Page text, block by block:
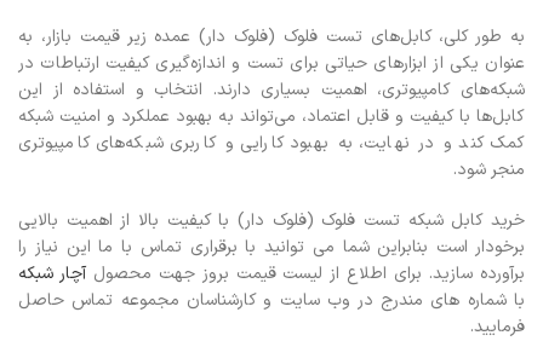
به طور کلی، کابل‌های تست فلوک (فلوک دار) عمده زیر قیمت بازار، به
عنوان یکی از ابزارهای حیاتی برای تست و اندازه‌گیری کیفیت ارتباطات در
شبکه‌های کامپیوتری، اهمیت بسیاری دارند. انتخاب و استفاده از این
کابل‌ها با کیفیت و قابل اعتماد، می‌تواند به بهبود عملکرد و امنیت شبکه
کمک کند و در نهایت، به بهبود کارایی و کاربری شبکه‌های کامپیوتری
منجر شود.
خرید کابل شبکه تست فلوک (فلوک دار) با کیفیت بالا از اهمیت بالایی
برخودار است بنابراین شما می توانید با برقراری تماس با ما این نیاز را
برآورده سازید. برای اطلاع از لیست قیمت بروز جهت محصول آچار شبکه
با شماره های مندرج در وب سایت و کارشناسان مجموعه تماس حاصل
فرمایید.